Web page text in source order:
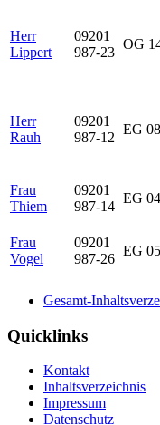
Herr
Lippert
09201
987-23
OG
Herr
Rauh
09201
987-12
EG 08
Frau
Thiem
09201
987-14
EG 04
Frau
Vogel
09201
987-26
EG 05
Gesamt-
Quicklinks
Kontakt
Inhaltsverzeichnis
Impressum
Datenschutz